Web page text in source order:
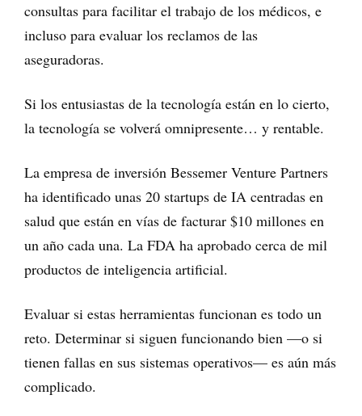
consultas para facilitar el trabajo de los médicos, e
incluso para evaluar los reclamos de las
aseguradoras.
Si los entusiastas de la tecnología están en lo cierto,
la tecnología se volverá omnipresente… y rentable.
La empresa de inversión Bessemer Venture Partners
ha identificado unas 20 startups de IA centradas en
salud que están en vías de facturar $10 millones en
un año cada una. La FDA ha aprobado cerca de mil
productos de inteligencia artificial.
Evaluar si estas herramientas funcionan es todo un
reto. Determinar si siguen funcionando bien —o si
tienen fallas en sus sistemas operativos— es aún más
complicado.